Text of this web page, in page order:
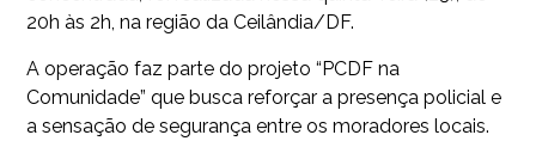
20h às 2h, na região da Ceilândia/DF.
A operação faz parte do projeto “PCDF na
Comunidade” que busca reforçar a presença policial e
a sensação de segurança entre os moradores locais.